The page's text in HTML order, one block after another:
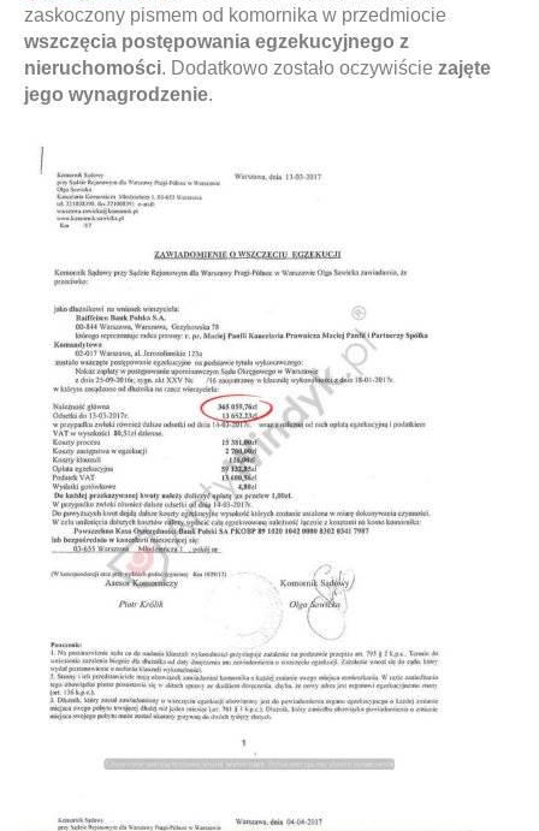
zaskoczony pismem od komornika w przedmiocie
wszczęcia postępowania egzekucyjnego z
nieruchomości. Dodatkowo zostało oczywiście zajęte
jego wynagrodzenie.